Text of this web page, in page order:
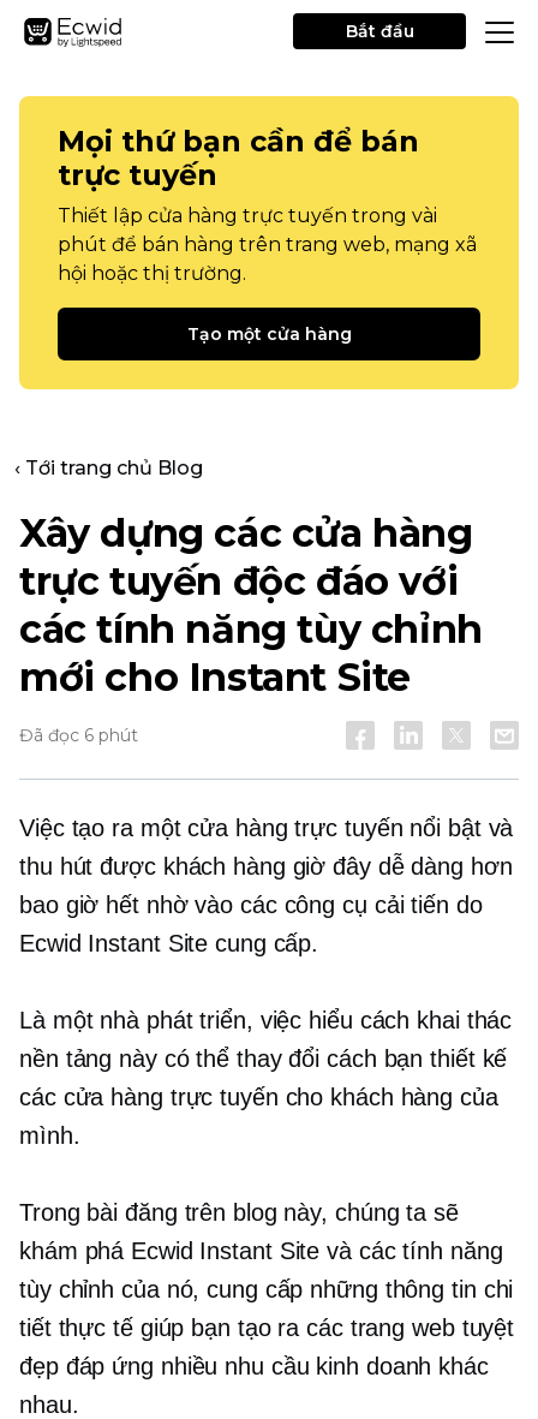
Bắt đầu
Mọi thứ bạn cần để bán
trực tuyến
Thiết lập cửa hàng trực tuyến trong vài
phút để bán hàng trên trang web, mạng xã
hội hoặc thị trường.
Tạo một cửa hàng
‹ Tới trang chủ Blog
Xây dựng các cửa hàng
trực tuyến độc đáo với
các tính năng tùy chỉnh
mới cho Instant Site
Đã đọc 6 phút
Việc tạo ra một cửa hàng trực tuyến nổi bật và
thu hút được khách hàng giờ đây dễ dàng hơn
bao giờ hết nhờ vào các công cụ cải tiến do
Ecwid Instant Site cung cấp.
Là một nhà phát triển, việc hiểu cách khai thác
nền tảng này có thể thay đổi cách bạn thiết kế
các cửa hàng trực tuyến cho khách hàng của
mình.
Trong bài đăng trên blog này, chúng ta sẽ
khám phá Ecwid Instant Site và các tính năng
tùy chỉnh của nó, cung cấp những thông tin chi
tiết thực tế giúp bạn tạo ra các trang web tuyệt
đẹp đáp ứng nhiều nhu cầu kinh doanh khác
nhau.